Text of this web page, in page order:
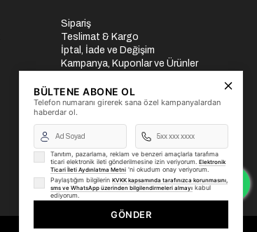
Sipariş
Teslimat & Kargo
İptal, İade ve Değişim
Kampanya, Kuponlar ve Ürünler
Üyelik İşlemleri
Yurtdışı Gönderi
BÜLTENE ABONE OL
Telefon numaranı girerek sana özel kampanyalardan
haberdar ol.
Tanıtım, pazarlama, reklam ve benzeri amaçlarla tarafıma
ticari elektronik ileti gönderilmesine izin veriyorum. Elektronik
Ticari İleti Aydınlatma Metni 'ni okudum onay veriyorum.
Paylaştığım bilgilerin KVKK kapsamında tarafınızca korunmasını,
sms ve WhatsApp üzerinden bilgilendirmeleri almayı kabul
ediyorum.
GÖNDER